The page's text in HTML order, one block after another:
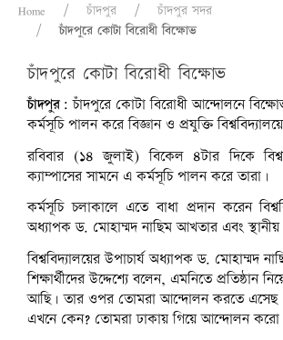
Home চাঁদপুর
চাঁদপুর সদর
চাঁদপুরে কোটা বিরোধী বিক্ষোভ
চাঁদপুরে কোটা বিরোধী বিক্ষোভ
চাঁদপুর: চাঁদপুরে কোটা বিরোধী আন্দোলনে
কর্মসূচি পালন করে বিজ্ঞান ও প্রযুক্তি
রবিবার (১৪ জুলাই) বিকেল ৪টার দিকে
ক্যাম্পাসের সামনে এ কর্মসূচি পালন করে তারা।
কর্মসূচি চলাকালে এতে বাধা প্রদান করেন
অধ্যাপক ড. মোহাম্মদ নাছিম আখতার এবং স্থানীয়
বিশ্ববিদ্যালয়ের উপাচার্য অধ্যাপক ড. মোহাম্মদ
শিক্ষার্থীদের উদ্দেশ্যে বলেন, এমনিতে প্রতিষ্ঠান
আছি। তার ওপর তোমরা আন্দোলন করতে
এখনে কেন? তোমরা ঢাকায় গিয়ে আন্দোলন